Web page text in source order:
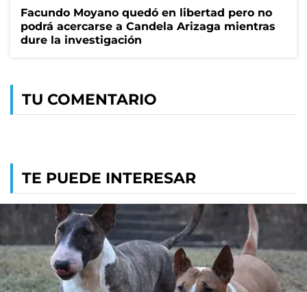
Facundo Moyano quedó en libertad pero no
podrá acercarse a Candela Arizaga mientras
dure la investigación
TU COMENTARIO
TE PUEDE INTERESAR